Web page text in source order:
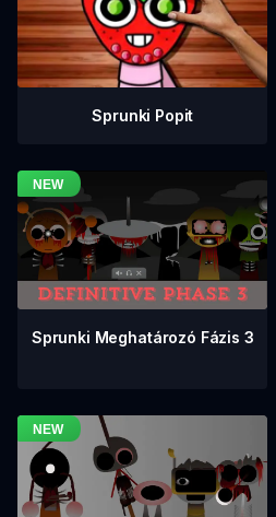
Sprunki Popit
Sprunki Meghatározó Fázis 3